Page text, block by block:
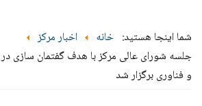
شما اینجا هستید: خانه
اخبار مرکز
جلسه شورای عالی مرکز با هدف گفتمان سازی
و فناوری برگزار شد